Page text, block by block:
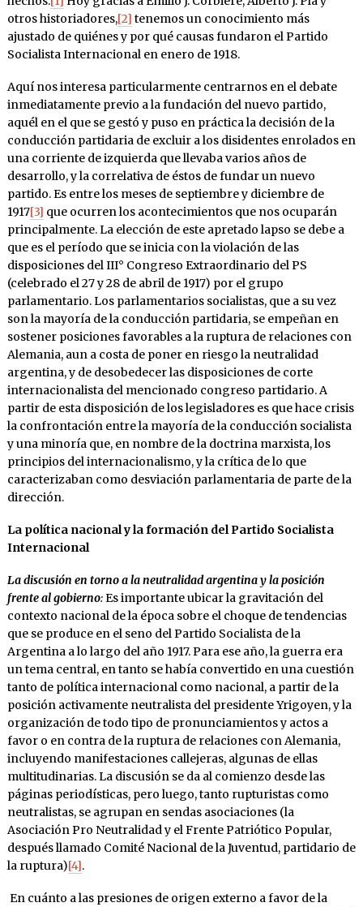
otros historiadores,[2] tenemos un conocimiento más
ajustado de quiénes y por qué causas fundaron el Partido
Socialista Internacional en enero de 1918.
Aquí nos interesa particularmente centrarnos en el debate
inmediatamente previo a la fundación del nuevo partido,
aquél en el que se gestó y puso en práctica la decisión de la
conducción partidaria de excluir a los disidentes enrolados en
una corriente de izquierda que llevaba varios años de
desarrollo, y la correlativa de éstos de fundar un nuevo
partido. Es entre los meses de septiembre y diciembre de
1917[3] que ocurren los acontecimientos que nos ocuparán
principalmente. La elección de este apretado lapso se debe a
que es el período que se inicia con la violación de las
disposiciones del III° Congreso Extraordinario del PS
(celebrado el 27 y 28 de abril de 1917) por el grupo
parlamentario. Los parlamentarios socialistas, que a su vez
son la mayoría de la conducción partidaria, se empeñan en
sostener posiciones favorables a la ruptura de relaciones con
Alemania, aun a costa de poner en riesgo la neutralidad
argentina, y de desobedecer las disposiciones de corte
internacionalista del mencionado congreso partidario. A
partir de esta disposición de los legisladores es que hace crisis
la confrontación entre la mayoría de la conducción socialista
y una minoría que, en nombre de la doctrina marxista, los
principios del internacionalismo, y la crítica de lo que
caracterizaban como desviación parlamentaria de parte de la
dirección.
La política nacional y la formación del Partido Socialista
Internacional
La discusión en torno a la neutralidad argentina y la posición
frente al gobierno:Es importante ubicar la gravitación del
contexto nacional de la época sobre el choque de tendencias
que se produce en el seno del Partido Socialista de la
Argentina a lo largo del año 1917. Para ese año, la guerra era
un tema central, en tanto se había convertido en una cuestión
tanto de política internacional como nacional, a partir de la
posición activamente neutralista del presidente Yrigoyen, y la
organización de todo tipo de pronunciamientos y actos a
favor o en contra de la ruptura de relaciones con Alemania,
incluyendo manifestaciones callejeras, algunas de ellas
multitudinarias. La discusión se da al comienzo desde las
páginas periodísticas, pero luego, tanto rupturistas como
neutralistas, se agrupan en sendas asociaciones (la
Asociación Pro Neutralidad y el Frente Patriótico Popular,
después llamado Comité Nacional de la Juventud, partidario de
la ruptura)[4].
En cuánto a las presiones de origen externo a favor de la